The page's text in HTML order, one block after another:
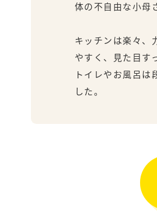
体の不自由な小母
キッチンは楽々、
やすく、見た目す
トイレやお風呂
した。